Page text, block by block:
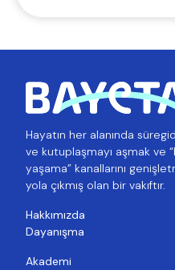
Hayatın her alanında
ve kutuplaşmayı aşmak ve
yaşama” kanallarını
yola çıkmış olan bir vakıftır.
Hakkımızda
Dayanışma
Akademi